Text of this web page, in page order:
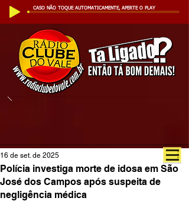
CASO NÃO TOQUE AUTOMATICAMENTE, APERTE O PLAY
Polícia investiga morte de idosa em São
José dos Campos após suspeita de
negligência médica
16 de set. de 2025